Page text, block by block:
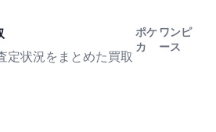
定状況をまとめた買取
ポケ
カ
ワンピ
ース